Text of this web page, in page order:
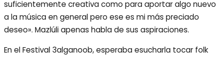
suficientemente creativa como para aportar algo nuevo
a la música en general pero ese es mi más preciado
deseo». Mazlúli apenas habla de sus aspiraciones.
En el Festival 3alganoob, esperaba esucharla tocar folk